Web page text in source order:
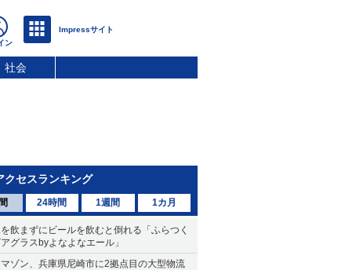
社会
クセスランキング
24時間 1週間 1カ月
飲まずにビールを飲むと倒れる「ふらつく
アグラスbyよなよなエール」
ゾン、兵庫県尼崎市に2拠点目の大型物流